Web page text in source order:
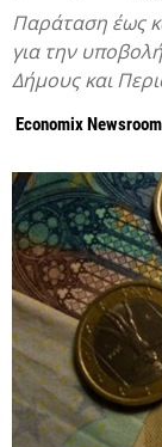
Παράταση έως
για την
Δήμους και
Economix Newsroom